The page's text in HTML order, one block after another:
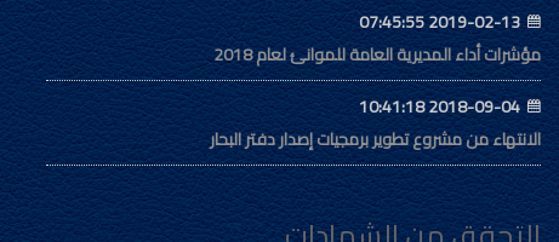
2019-02-13 07:45:55
مؤشرات أداء المديرية العامة للموانئ لعام 2018
2018-09-04 10:41:18
الانتهاء من مشروع تطوير برمجيات إصدار دفتر البحار